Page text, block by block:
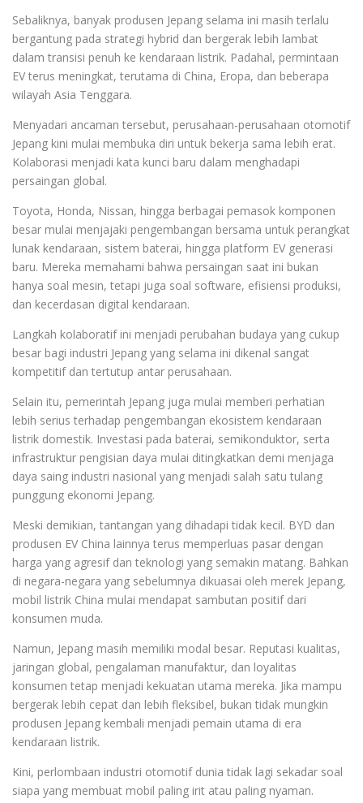
Sebaliknya, banyak produsen Jepang selama ini masih terlalu
bergantung pada strategi hybrid dan bergerak lebih lambat
dalam transisi penuh ke kendaraan listrik. Padahal, permintaan
EV terus meningkat, terutama di China, Eropa, dan beberapa
wilayah Asia Tenggara.
Menyadari ancaman tersebut, perusahaan-perusahaan otomotif
Jepang kini mulai membuka diri untuk bekerja sama lebih erat.
Kolaborasi menjadi kata kunci baru dalam menghadapi
persaingan global.
Toyota, Honda, Nissan, hingga berbagai pemasok komponen
besar mulai menjajaki pengembangan bersama untuk perangkat
lunak kendaraan, sistem baterai, hingga platform EV generasi
baru. Mereka memahami bahwa persaingan saat ini bukan
hanya soal mesin, tetapi juga soal software, efisiensi produksi,
dan kecerdasan digital kendaraan.
Langkah kolaboratif ini menjadi perubahan budaya yang cukup
besar bagi industri Jepang yang selama ini dikenal sangat
kompetitif dan tertutup antar perusahaan.
Selain itu, pemerintah Jepang juga mulai memberi perhatian
lebih serius terhadap pengembangan ekosistem kendaraan
listrik domestik. Investasi pada baterai, semikonduktor, serta
infrastruktur pengisian daya mulai ditingkatkan demi menjaga
daya saing industri nasional yang menjadi salah satu tulang
punggung ekonomi Jepang.
Meski demikian, tantangan yang dihadapi tidak kecil. BYD dan
produsen EV China lainnya terus memperluas pasar dengan
harga yang agresif dan teknologi yang semakin matang. Bahkan
di negara-negara yang sebelumnya dikuasai oleh merek Jepang,
mobil listrik China mulai mendapat sambutan positif dari
konsumen muda.
Namun, Jepang masih memiliki modal besar. Reputasi kualitas,
jaringan global, pengalaman manufaktur, dan loyalitas
konsumen tetap menjadi kekuatan utama mereka. Jika mampu
bergerak lebih cepat dan lebih fleksibel, bukan tidak mungkin
produsen Jepang kembali menjadi pemain utama di era
kendaraan listrik.
Kini, perlombaan industri otomotif dunia tidak lagi sekadar soal
siapa yang membuat mobil paling irit atau paling nyaman.